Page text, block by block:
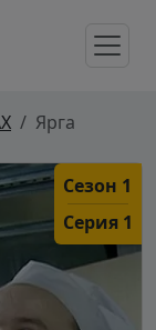
Ярга
Сезон 1
Серия 1